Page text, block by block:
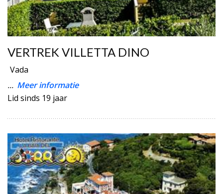
VERTREK VILLETTA DINO
Vada
... Meer informatie
Lid sinds 19 jaar